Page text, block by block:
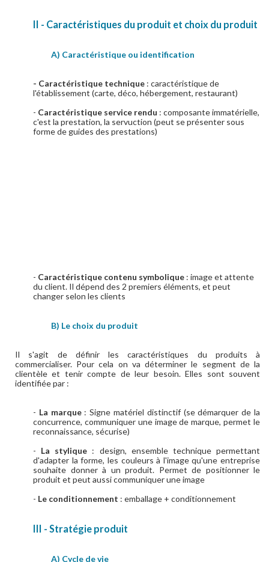
II - Caractéristiques du produit et choix du produit
A) Caractéristique ou identification
- Caractéristique technique : caractéristique de
l'établissement (carte, déco, hébergement, restaurant)
- Caractéristique service rendu : composante immatérielle,
c'est la prestation, la servuction (peut se présenter sous
forme de guides des prestations)
- Caractéristique contenu symbolique : image et attente
du client. Il dépend des 2 premiers éléments, et peut
changer selon les clients
B) Le choix du produit
Il s'agit de définir les caractéristiques du produits à
commercialiser. Pour cela on va déterminer le segment de la
clientèle et tenir compte de leur besoin. Elles sont souvent
identifiée par :
- La marque: Signe matériel distinctif (se démarquer de la
concurrence, communiquer une image de marque, permet le
reconnaissance, sécurise)
- La stylique : design, ensemble technique permettant
d'adapter la forme, les couleurs à l'image qu'une entreprise
souhaite donner à un produit. Permet de positionner le
produit et peut aussi communiquer une image
- Le conditionnement : emballage + conditionnement
III - Stratégie produit
A) Cycle de vie